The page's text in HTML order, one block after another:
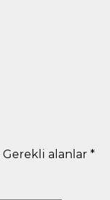
Gerekli alanlar *